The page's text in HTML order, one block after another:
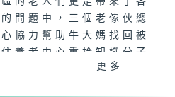
問題中，三個老傢伙總
協力幫助牛大媽找回被
養老中心重拾知識分子
解決家庭糾紛等。養老
更多...